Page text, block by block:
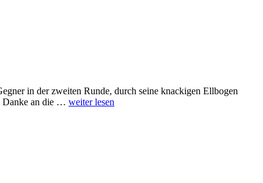
in der zweiten Runde, durch seine knackigen Ellbogen
Danke an die … weiter lesen